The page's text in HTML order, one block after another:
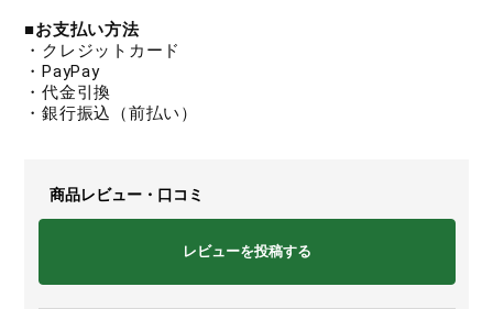
■お支払い方法
・クレジットカード
・PayPay
・代金引換
・銀行振込（前払い）
商品レビュー・口コミ
レビューを投稿する